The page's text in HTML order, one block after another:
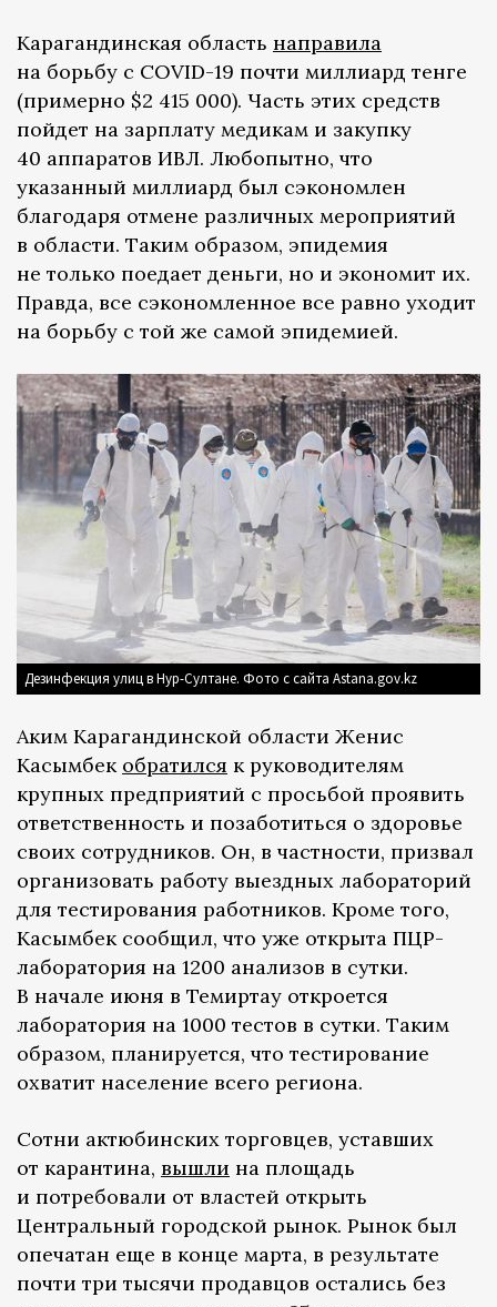
Карагандинская область направила
на борьбу с COVID-19 почти миллиард тенге
(примерно $2 415 000). Часть этих средств
пойдет на зарплату медикам и закупку
40 аппаратов ИВЛ. Любопытно, что
указанный миллиард был сэкономлен
благодаря отмене различных мероприятий
в области. Таким образом, эпидемия
не только поедает деньги, но и экономит их.
Правда, все сэкономленное все равно уходит
на борьбу с той же самой эпидемией.
Дезинфекция улиц в Нур-Султане. Фото с сайта Astana.gov.kz
Аким Карагандинской области Женис
Касымбек обратился к руководителям
крупных предприятий с просьбой проявить
ответственность и позаботиться о здоровье
своих сотрудников. Он, в частности, призвал
организовать работу выездных лабораторий
для тестирования работников. Кроме того,
Касымбек сообщил, что уже открыта ПЦР-
лаборатория на 1200 анализов в сутки.
В начале июня в Темиртау откроется
лаборатория на 1000 тестов в сутки. Таким
образом, планируется, что тестирование
охватит население всего региона.
Сотни актюбинских торговцев, уставших
от карантина, вышли на площадь
и потребовали от властей открыть
Центральный городской рынок. Рынок был
опечатан еще в конце марта, в результате
почти три тысячи продавцов остались без